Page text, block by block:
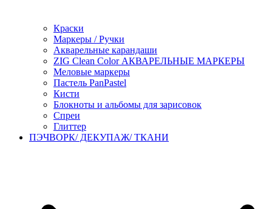
Краски
Маркеры / Ручки
Акварельные карандаши
ZIG Clean Color АКВАРЕЛЬНЫЕ МАРКЕРЫ
Меловые маркеры
Пастель PanPastel
Кисти
Блокноты и альбомы для зарисовок
Спреи
Глиттер
ПЭЧВОРК/ ДЕКУПАЖ/ ТКАНИ